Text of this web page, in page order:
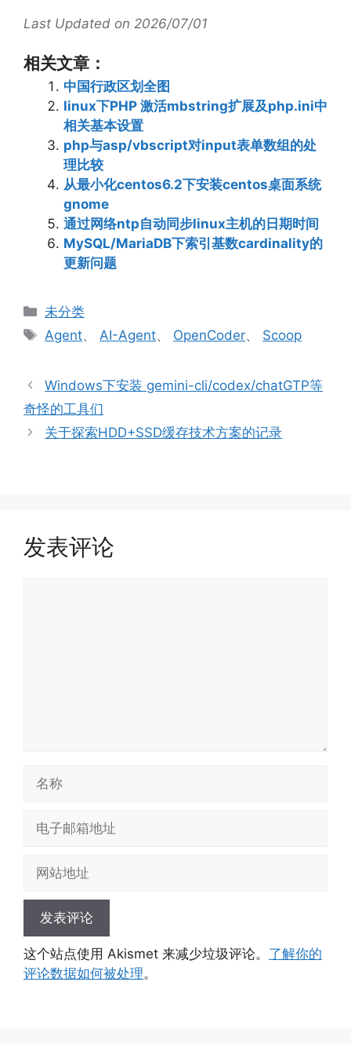
Last Updated on 2026/07/01
相关文章：
中国行政区划全图
linux下PHP 激活mbstring扩展及php.ini中
相关基本设置
php与asp/vbscript对input表单数组的处
理比较
从最小化centos6.2下安装centos桌面系统
gnome
通过网络ntp自动同步linux主机的日期时间
MySQL/MariaDB下索引基数cardinality的
更新问题
分
类
未分类
标
Agent、AI-Agent、 OpenCoder、 Scoop
Windows下安装 gemini-cli/codex/chatGTP等
奇怪的工具们
关于探索HDD+SSD缓存技术方案的记录
发表评论
地
地
这个站点使用 Akismet 来减少垃圾评论。 了解你的
评论数据如何被处理。